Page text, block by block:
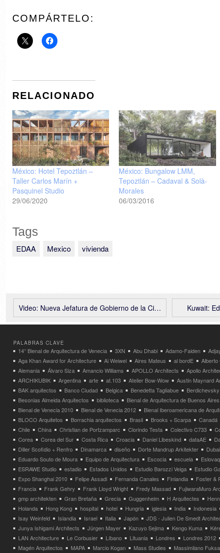
COMPÁRTELO:
RELACIONADO
México: Hotel Tepoztlán –
Taller Carlos Marín +
Pasquinel Studio
29/06/2020
México: Bungalow LMM,
Tepoztlán – Cadaval & Solà-
Morales
06/03/2016
Tags
EDAA Mexico vivienda
Kuwait:
Video: Nueva Jefatura de Gobierno de la Ciudad de Buenos Aires – Foster + Partners
PALABRAS CLAVE
14° Bienal de Arquitectura de Venecia 3XN Abu Dhabi Adamo-Faiden
Aga Khan Award for Architecture
Ai Weiwei Aires Mateus al bordE
Alberto
Alemania
Álvaro Siza Amancio Williams APOLLO Architects
Apollo
ARCHIKUBIK
Argentina arte at.103 Atelier Bow-Wow
Austin Maynard
BAK arquitectos
Banco Ciudad Belgica Benedetta Tagliabue
Besonias Almeida Arquitectos
biblioteca
Bienal de Arquitectura de Buenos Aires
Bienal de Venecia 2010
Bienal de Venecia 2012
Bienal Iberoamericana de
BLOCO Arquitetos
Borrachia arquitectos Brasil Brooks + Scarpa
Canadá
Chile
China Christian de Portzamparc Clorindo Testa Colectivo C733
Corea
Corea del Sur Costa Rica Croacia Daniel Libeskind dataAE
Diller Scofidio + Renfro
Dinamarca diseño Dorte Mandrup Arkitekter
Dubai
Eduardo Souto de Moura
Equipo de Arquitectura Escocia escuela
ESRAWE Studio
estadio Estados Unidos Estudio Barozzi Veiga
Estudio
Expo Shanghai 2010
Felipe Assadi Fernanda Canales Finlandia
Foster &
Francia
Frank Gehry Frank Lloyd Wright Fredy Massad
FujiwaraMuro
gmp architekten
Gran Bretaña Grecia Guggenheim H Arquitectes
Holanda
Hong Kong hospital hotel Hungria iglesia India
Indonesia
Isay Weinfeld
Islandia Israel Italia Japón
JDS - Julien De Smedt
Junya Ishigami Architects
Jürgen Mayer Kazuyo Sejima Kengo Kuma
LAN Architecture
Le Corbusier Líbano Lituania Londres
Londres 2012
Magén Arquitectos
MAPA Marcio Kogan Mass Studies
Massimilano